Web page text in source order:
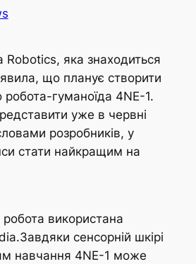
Robotics, яка знаходиться
що планує створити
робота-гуманоїда 4NE-1.
уже в червні
розробників, у
стати найкращим на
використана
сенсорній шкірі
навчання 4NE-1 може